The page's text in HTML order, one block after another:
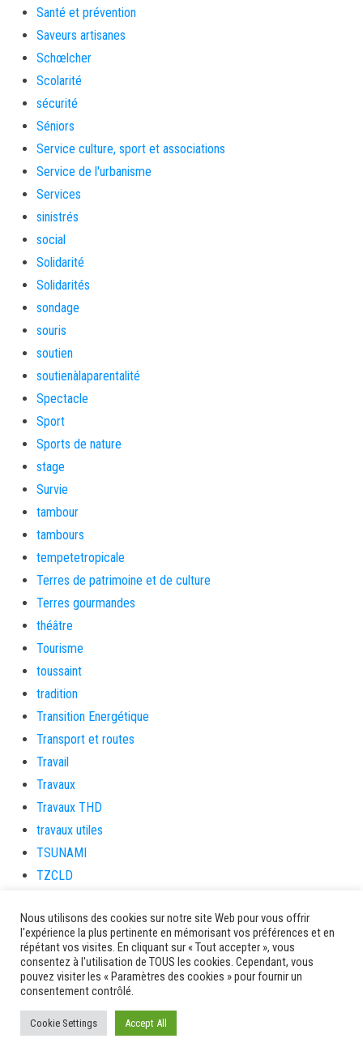
Santé et prévention
Saveurs artisanes
Schœlcher
Scolarité
sécurité
Séniors
Service culture, sport et associations
Service de l'urbanisme
Services
sinistrés
social
Solidarité
Solidarités
sondage
souris
soutien
soutienàlaparentalité
Spectacle
Sport
Sports de nature
stage
Survie
tambour
tambours
tempetetropicale
Terres de patrimoine et de culture
Terres gourmandes
théâtre
Tourisme
toussaint
tradition
Transition Energétique
Transport et routes
Travail
Travaux
Travaux THD
travaux utiles
TSUNAMI
TZCLD
Venir en Martinique
Video
vidététladjéko
Vie Municipale
Viechere
vigilanceROUGE
Nous utilisons des cookies sur notre site Web pour vous offrir
l'expérience la plus pertinente en mémorisant vos préférences et en
répétant vos visites. En cliquant sur « Tout accepter », vous
consentez à l'utilisation de TOUS les cookies. Cependant, vous
pouvez visiter les « Paramètres des cookies » pour fournir un
consentement contrôlé.
Cookie Settings Accept All